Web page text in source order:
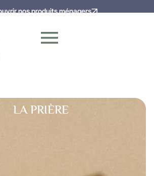
nos produits ménagers
LA PRIÈRE